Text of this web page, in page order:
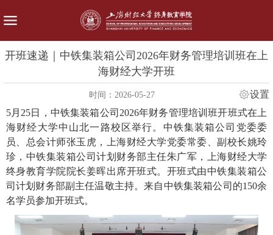
开班速递｜中铁集装箱公司2026年财务管理培训班在上
海财经大学开班
时间：2026-05-27
设置
5月25日，中铁集装箱公司2026年财务管理培训班开班式在上
海财经大学中山北一路校区举行。中铁集装箱公司党委委
员、总会计师张玉虎，上海财经大学党委常委、副校长姚玲
珍，中铁集装箱公司计划财务部主任朱广军，上海财经大学
终身教育学院院长姜晖出席开班式。开班式由中铁集装箱公
司计划财务部副主任温敬主持。来自中铁集装箱公司的150余
名学员参加开班式。